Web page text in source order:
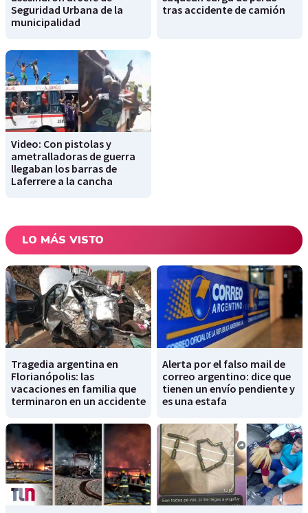
Seguridad Urbana de la
municipalidad
tras accidente de camión
Video: Con pistolas y
ametralladoras de guerra
llegaban los barras de
Laferrere a la cancha
LO MÁS VISTO
Tragedia argentina en
Florianópolis: las
vacaciones en familia que
terminaron en un accidente
Alerta por el falso mail de
correo argentino: dice que
tienen un envío pendiente y
es una estafa